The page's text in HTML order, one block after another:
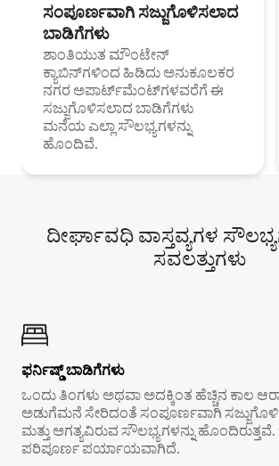
ಸಂಪೂರ್ಣವಾಗಿ ಸಜ್ಜುಗೊಳಿಸಲಾದ
ಬಾಡಿಗೆಗಳು
ಶಾಂತಿಯುತ ಮೌಂಟೇನ್
ಕ್ಯಾಬಿನ್‌ಗಳಿಂದ ಹಿಡಿದು ಅನುಕೂಲಕರ
ನಗರ ಅಪಾರ್ಟ್‌ಮೆಂಟ್‌ಗಳವರೆಗೆ ಈ
ಸಜ್ಜುಗೊಳಿಸಲಾದ ಬಾಡಿಗೆಗಳು
ಮನೆಯ ಎಲ್ಲಾ ಸೌಲಭ್ಯಗಳನ್ನು
ಹೊಂದಿವೆ.
ದೀರ್ಘಾವಧಿ ವಾಸ್ತವ್ಯಗಳ
ಸವಲತ್ತುಗಳು
ಫರ್ನಿಷ್ಡ್ ಬಾಡಿಗೆಗಳು
ಒಂದು ತಿಂಗಳು ಅಥವಾ ಅದಕ್ಕಿಂತ ಹೆಚ್ಚಿನ ಕಾಲ
ಅಡುಗೆಮನೆ ಸೇರಿದಂತೆ ಸಂಪೂರ್ಣವಾಗಿ
ಮತ್ತು ಅಗತ್ಯವಿರುವ ಸೌಲಭ್ಯಗಳನ್ನು
ಪರಿಪೂರ್ಣ ಪರ್ಯಾಯವಾಗಿದೆ.